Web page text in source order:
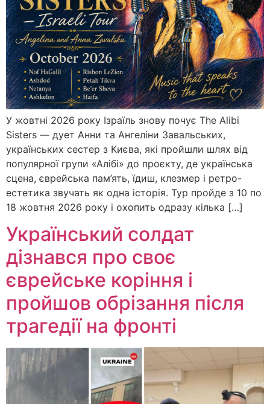
У жовтні 2026 року Ізраїль знову почує The Alibi
Sisters — дует Анни та Ангеліни Завальських,
українських сестер з Києва, які пройшли шлях від
популярної групи «Алібі» до проєкту, де українська
сцена, єврейська пам’ять, їдиш, клезмер і ретро-
естетика звучать як одна історія. Тур пройде з 10 по
18 жовтня 2026 року і охопить одразу кілька […]
Український солдат
дізнався про своє
єврейське коріння і
пройшов обрізання після
трагедії на фронті